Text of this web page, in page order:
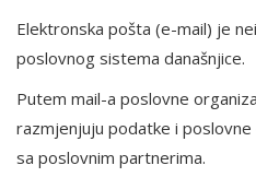
Elektronska pošta (e-mail) je
poslovnog sistema današnjice.
Putem mail-a poslovne
razmjenjuju podatke i
sa poslovnim partnerima.